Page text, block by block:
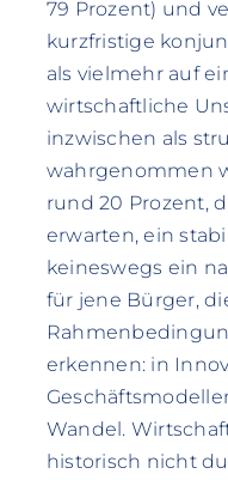
79 Prozent) und
kurzfristige
als vielmehr auf
wirtschaftliche
inzwischen als
wahrgenommen
rund 20 Prozent,
erwarten, ein
keineswegs ein
für jene Bürger,
erkennen: in
Wandel.
historisch nicht